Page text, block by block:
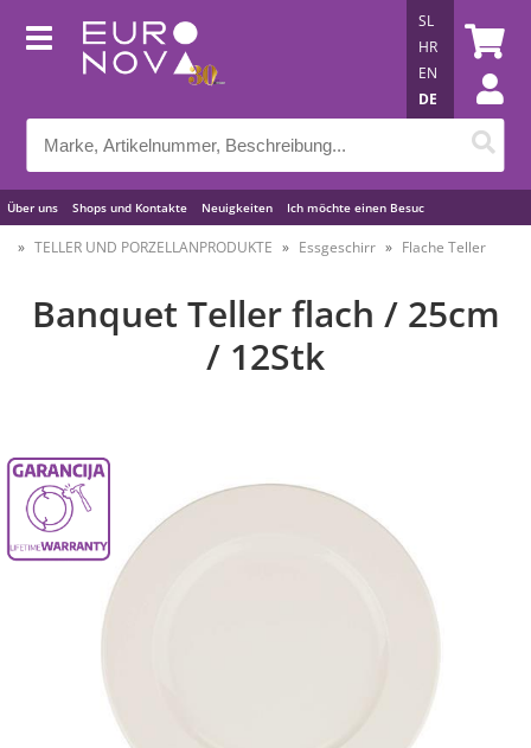
Über uns Shops und Kontakte Neuigkeiten Ich möchte einen Besuc
Nützliche Tipps
SL
HR
EN
DE
TELLER UND PORZELLANPRODUKTE Essgeschirr Flache Teller
Banquet Teller flach / 25cm
/ 12Stk